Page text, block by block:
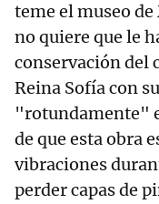
teme el museo
no quiere que le
conservación del
Reina Sofía con
"rotundamente"
de que esta obra
vibraciones
perder capas de